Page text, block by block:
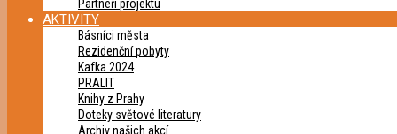
Partneři projektu
AKTIVITY
Básníci města
Rezidenční pobyty
Kafka 2024
PRALIT
Knihy z Prahy
Doteky světové literatury
Archiv našich akcí